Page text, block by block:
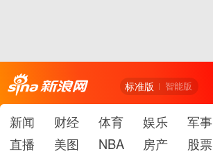
标准版 智能版
新闻 财经 体育 娱乐 军事
直播
美图 NBA 房产 股票